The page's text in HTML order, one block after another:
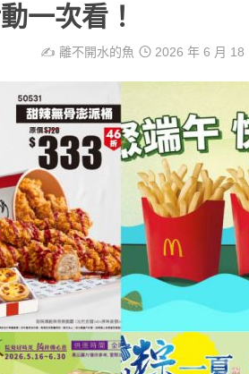
一次看！
✍️離不開水的魚 2026 年 6 月 18